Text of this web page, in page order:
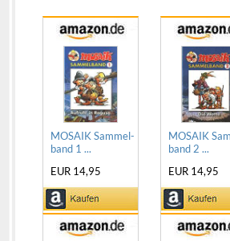
MOSAIK Sammel-
band 1 ...
EUR 14,95
MOSAIK
band 2 ...
EUR 14,95